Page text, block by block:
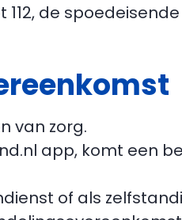
de
van zorg.
app, komt een
of als